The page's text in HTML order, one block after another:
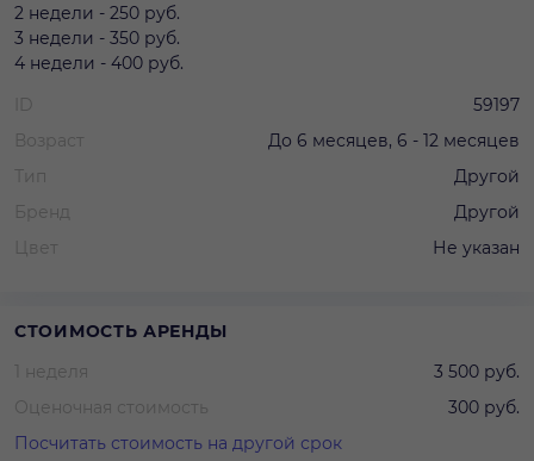
2 недели - 250 руб.
3 недели - 350 руб.
4 недели - 400 руб.
ID
59197
Возраст
До 6 месяцев, 6 - 12 месяцев
Тип
Другой
Бренд
Другой
Цвет
Не указан
СТОИМОСТЬ АРЕНДЫ
1 неделя
3 500 руб.
Оценочная стоимость
300 руб.
Посчитать стоимость на другой срок